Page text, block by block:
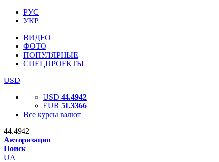
РУС
УКР
ВИДЕО
ФОТО
ПОПУЛЯРНЫЕ
СПЕЦПРОЕКТЫ
USD
USD 44.4942
EUR 51.3366
Все курсы валют
44.4942
Авторизация
Поиск
UA